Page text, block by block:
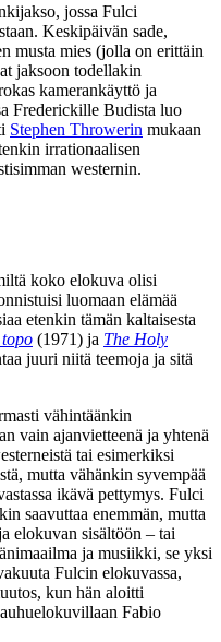
jossa Fulci
Keskipäivän sade,
musta mies (jolla on erittäin
jaksoon todellakin
kamerankäyttö ja
Frederickille Budista luo
Stephen Throwerin mukaan
irrationaalisen
westernin.
koko elokuva olisi
luomaan elämää
etenkin tämän kaltaisesta
(1971) ja The Holy
juuri niitä teemoja ja sitä
vähintäänkin
vain ajanvietteenä ja yhtenä
tai esimerkiksi
mutta vähänkin syvempää
ikävä pettymys. Fulci
saavuttaa enemmän, mutta
elokuvan sisältöön – tai
ja musiikki, se yksi
Fulcin elokuvassa,
kun hän aloitti
Fabio